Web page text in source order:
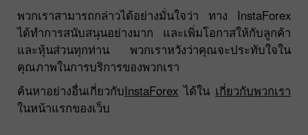
พวกเราสามารถกล่าวได้อย่างมั่นใจว่า ทาง InstaForex
ได้ทำการสนับสนุนอย่างมาก และเพิ่มโอกาสให้กับลูกค้า
และหุ้นส่วนทุกท่าน พวกเราหวังว่าคุณจะประทับใจใน
คุณภาพในการบริการของพวกเรา
ค้นหาอย่างอื่นเกี่ยวกับInstaForex ได้ใน เกี่ยวกับพวกเรา
ในหน้าแรกของเว็บ